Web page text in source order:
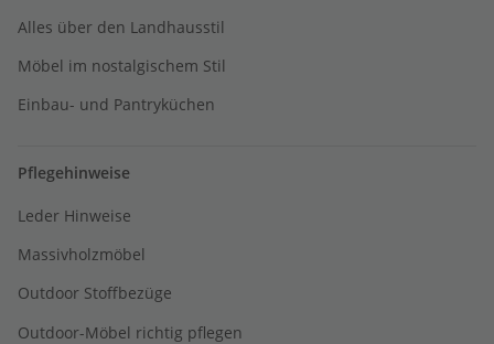
Alles über den Landhausstil
Möbel im nostalgischem Stil
Einbau- und Pantryküchen
Pflegehinweise
Leder Hinweise
Massivholzmöbel
Outdoor Stoffbezüge
Outdoor-Möbel richtig pflegen